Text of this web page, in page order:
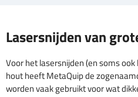
Lasersnijden van
Voor het lasersnijden (en soms
hout heeft MetaQuip de
worden vaak gebruikt voor wat